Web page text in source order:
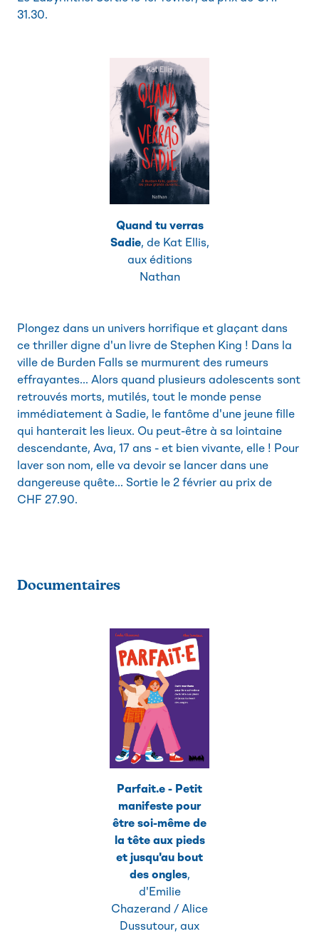
31.30.
Quand tu verras
Sadie, de Kat Ellis,
aux éditions
Nathan
Plongez dans un univers horrifique et glaçant dans
ce thriller digne d'un livre de Stephen King ! Dans la
ville de Burden Falls se murmurent des rumeurs
effrayantes... Alors quand plusieurs adolescents sont
retrouvés morts, mutilés, tout le monde pense
immédiatement à Sadie, le fantôme d'une jeune fille
qui hanterait les lieux. Ou peut-être à sa lointaine
descendante, Ava, 17 ans - et bien vivante, elle ! Pour
laver son nom, elle va devoir se lancer dans une
dangereuse quête... Sortie le 2 février au prix de
CHF 27.90.
Documentaires
Parfait.e - Petit
manifeste pour
être soi-même de
la tête aux pieds
et jusqu'au bout
des ongles,
d'Emilie
Chazerand / Alice
Dussutour, aux